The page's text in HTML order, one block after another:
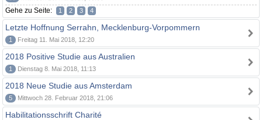
Gehe zu Seite: 1 2 3 4
Letzte Hoffnung Serrahn, Mecklenburg-Vorpommern
1 Freitag 11. Mai 2018, 12:20
2018 Positive Studie aus Australien
1 Dienstag 8. Mai 2018, 11:13
2018 Neue Studie aus Amsterdam
5 Mittwoch 28. Februar 2018, 21:06
Habilitationsschrift Charité